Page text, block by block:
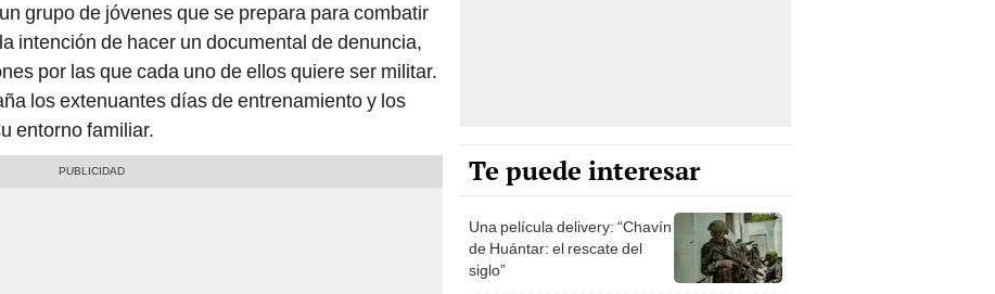
grupo de jóvenes que se prepara para combatir
intención de hacer un documental de denuncia,
por las que cada uno de ellos quiere ser militar.
los extenuantes días de entrenamiento y los
entorno familiar.
Te puede interesar
Una película delivery: “Chavín
de Huántar: el rescate del
siglo”